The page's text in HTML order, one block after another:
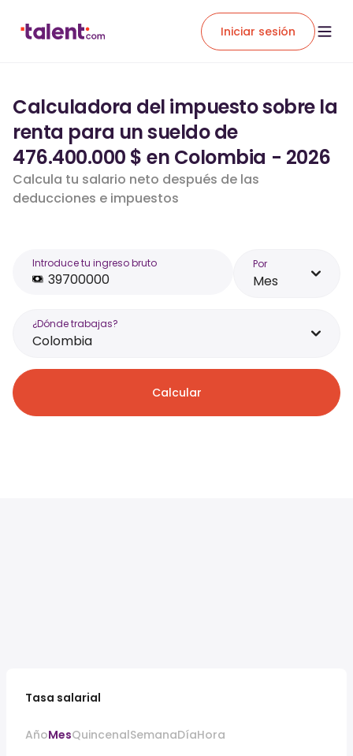
Iniciar sesión
Calculadora del impuesto sobre la
renta para un sueldo de
476.400.000 $ en Colombia - 2026
Calcula tu salario neto después de las
deducciones e impuestos
Introduce tu ingreso bruto Por
Mes
¿Dónde trabajas?
Colombia
Calcular
Tasa salarial
AñoMesQuincenalSemanaDíaHora